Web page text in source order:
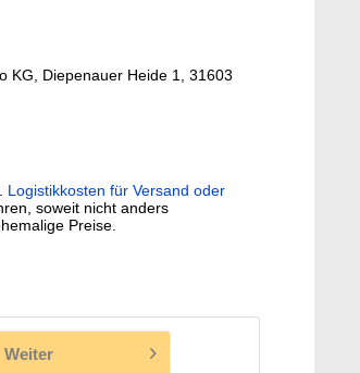
KG, Diepenauer Heide 1, 31603
Logistikkosten für Versand oder
soweit nicht anders
Preise.
Weiter